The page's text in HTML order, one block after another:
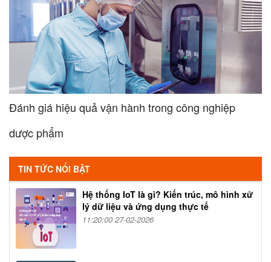
Đánh giá hiệu quả vận hành trong công nghiệp
dược phẩm
TIN TỨC NỔI BẬT
Hệ thống IoT là gì? Kiến trúc, mô hình xử
lý dữ liệu và ứng dụng thực tế
11:20:00 27-02-2026